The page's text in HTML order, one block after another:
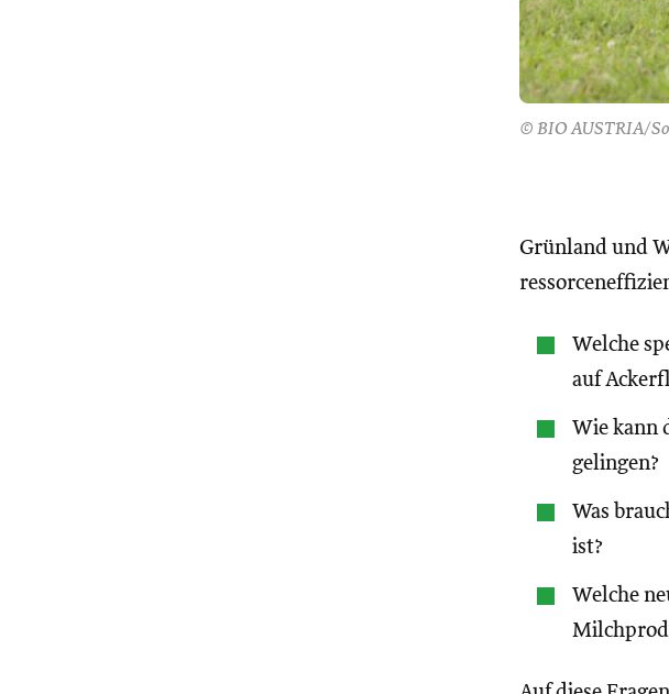
© BIO AUSTRIA/
Grünland und
Welche
auf
Wie kann
gelingen?
Was
ist?
Welche